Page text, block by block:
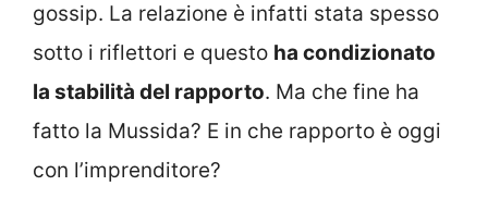
gossip. La relazione è infatti stata spesso
sotto i riflettori e questo ha condizionato
la stabilità del rapporto. Ma che fine ha
fatto la Mussida? E in che rapporto è oggi
con l’imprenditore?